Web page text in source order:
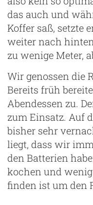
das auch und
Koffer saß, setzte
weiter nach
zu wenige Meter,
Wir genossen die
Bereits früh
Abendessen zu.
zum Einsatz. Auf
bisher sehr
liegt, dass wir
den Batterien
kochen und
finden ist um den